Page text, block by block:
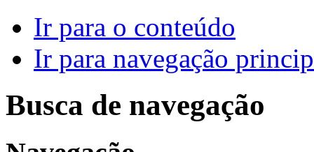
Ir para o conteúdo
Ir para navegação
Busca de navegação